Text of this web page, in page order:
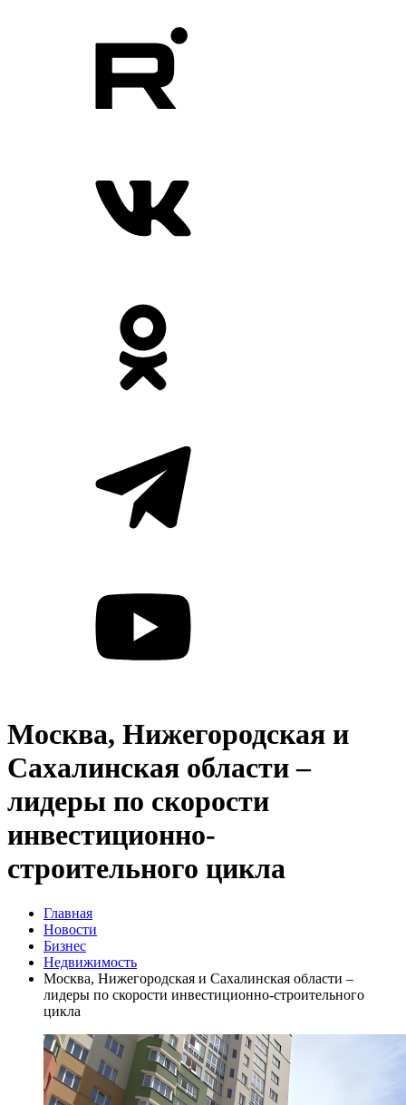
Москва, Нижегородская и
Сахалинская области –
лидеры по скорости
инвестиционно-
строительного цикла
Главная
Новости
Бизнес
Недвижимость
Москва, Нижегородская и Сахалинская области –
лидеры по скорости инвестиционно-строительного
цикла